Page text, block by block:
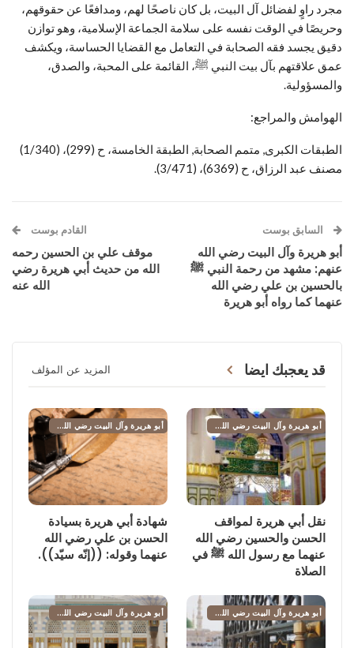
مجرد راوٍ لفضائل آل البيت، بل كان ناصحًا لهم، ومدافعًا عن حقوقهم،
وحريصًا في الوقت نفسه على سلامة الجماعة الإسلامية، وهو توازن
دقيق يجسد فقه الصحابة في التعامل مع القضايا الحساسة، ويكشف
عمق علاقتهم بآل بيت النبي ﷺ، القائمة على المحبة، والصدق،
والمسؤولية.
الهوامش والمراجع:
الطبقات الكبرى, متمم الصحابة, الطبقة الخامسة، ح (299)، (1/340)
مصنف عبد الرزاق، ح (6369)، (3/471).
السابق بوست
أبو هريرة وآل البيت رضي الله
عنهم: مشهد من رحمة النبي ﷺ
بالحسين بن علي رضي الله
عنهما كما رواه أبو هريرة
القادم بوست
موقف علي بن الحسين رحمه
الله من حديث أبي هريرة رضي
الله عنه
قد يعجبك ايضا المزيد عن المؤلف
أبو هريرة وآل البيت رضي الله عنهم
نقل أبي هريرة لمواقف
الحسن والحسين رضي الله
عنهما مع رسول الله ﷺ في
الصلاة
أبو هريرة وآل البيت رضي الله عنهم
شهادة أبي هريرة بسيادة
الحسن بن علي رضي الله
عنهما وقوله: ((إنّه سيّد)).
أبو هريرة وآل البيت رضي الله عنهم أبو هريرة وآل البيت رضي الله عنهم